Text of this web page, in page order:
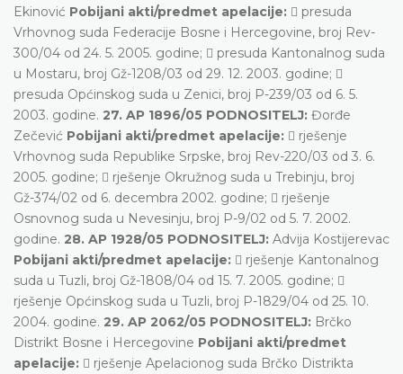
Ekinović Pobijani akti/predmet apelacije:  presuda
Vrhovnog suda Federacije Bosne i Hercegovine, broj Rev-
300/04 od 24. 5. 2005. godine;  presuda Kantonalnog suda
u Mostaru, broj Gž-1208/03 od 29. 12. 2003. godine; 
presuda Općinskog suda u Zenici, broj P-239/03 od 6. 5.
2003. godine. 27. AP 1896/05 PODNOSITELJ: Đorđe
Zečević Pobijani akti/predmet apelacije:  rješenje
Vrhovnog suda Republike Srpske, broj Rev-220/03 od 3. 6.
2005. godine;  rješenje Okružnog suda u Trebinju, broj
Gž-374/02 od 6. decembra 2002. godine;  rješenje
Osnovnog suda u Nevesinju, broj P-9/02 od 5. 7. 2002.
godine. 28. AP 1928/05 PODNOSITELJ: Advija Kostijerevac
Pobijani akti/predmet apelacije:  rješenje Kantonalnog
suda u Tuzli, broj Gž-1808/04 od 15. 7. 2005. godine; 
rješenje Općinskog suda u Tuzli, broj P-1829/04 od 25. 10.
2004. godine. 29. AP 2062/05 PODNOSITELJ: Brčko
Distrikt Bosne i Hercegovine Pobijani akti/predmet
apelacije:  rješenje Apelacionog suda Brčko Distrikta